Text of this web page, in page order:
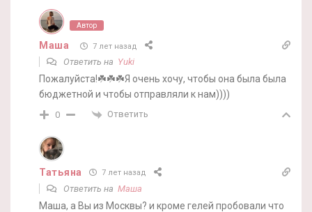
Автор
Маша 7 лет назад
Ответить на Yuki
Пожалуйста!☘️☘️☘️Я очень хочу, чтобы она была была
бюджетной и чтобы отправляли к нам))))
0 Ответить
Татьяна 7 лет назад
Ответить на Маша
Маша, а Вы из Москвы? и кроме гелей пробовали что